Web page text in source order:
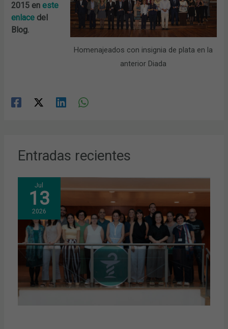
Homenajeados con insignia de plata en la
anterior Diada
2015 eneste
enlace del
Blog.
Entradas recientes
Jul
13
2026